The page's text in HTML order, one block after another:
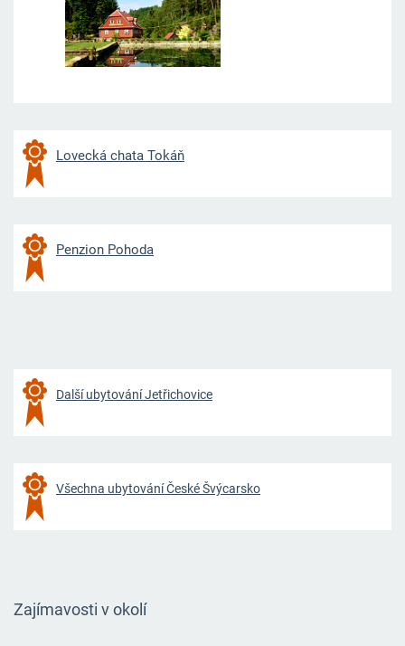
Lovecká chata Tokáň
Penzion Pohoda
Další ubytování Jetřichovice
Všechna ubytování České Švýcarsko
Zajímavosti v okolí